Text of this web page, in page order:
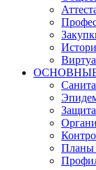
Планы